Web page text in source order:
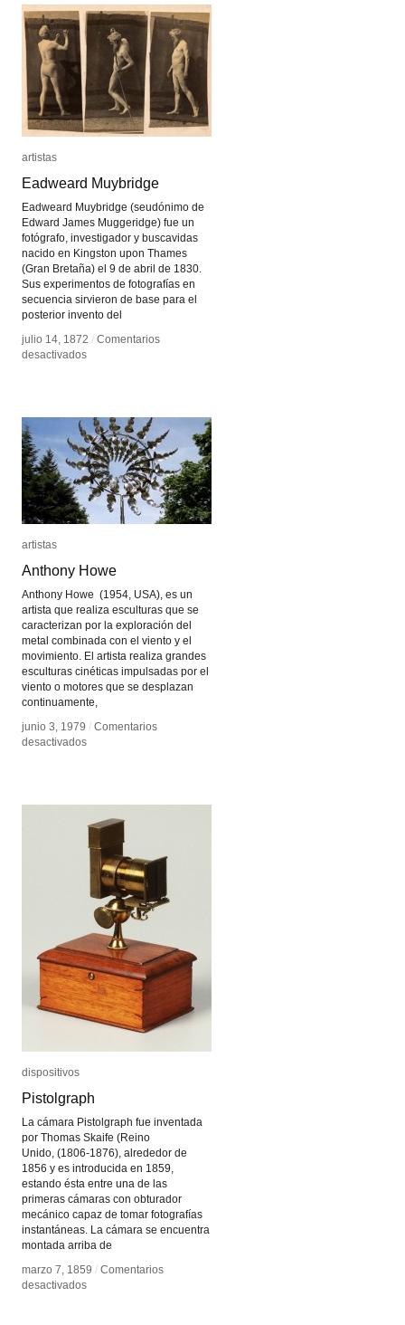
J.
L.
Borges
J.
L.
Borges
artistas
Eadweard Muybridge
Eadweard Muybridge (seudónimo de
Edward James Muggeridge) fue un
fotógrafo, investigador y buscavidas
nacido en Kingston upon Thames
(Gran Bretaña) el 9 de abril de 1830.
Sus experimentos de fotografías en
secuencia sirvieron de base para el
posterior invento del
julio 14, 1872 / Comentarios
desactivadosen
artistas
Eadweard Muybridge
julio 14, 1872 / Comentarios
desactivadosen
artistas
Anthony Howe
Anthony Howe (1954, USA), es un
artista que realiza esculturas que se
caracterizan por la exploración del
metal combinada con el viento y el
movimiento. El artista realiza grandes
esculturas cinéticas impulsadas por el
viento o motores que se desplazan
continuamente,
junio 3, 1979 / Comentarios
desactivadosen
artistas
Anthony Howe
junio 3, 1979 / Comentarios
desactivadosen
dispositivos
Pistolgraph
La cámara Pistolgraph fue inventada
por Thomas Skaife (Reino
Unido, (1806-1876), alrededor de
1856 y es introducida en 1859,
estando ésta entre una de las
primeras cámaras con obturador
mecánico capaz de tomar fotografías
instantáneas. La cámara se encuentra
montada arriba de
marzo 7, 1859 / Comentarios
desactivadosen
dispositivos
Pistolgraph
marzo 7, 1859 / Comentarios
desactivadosen